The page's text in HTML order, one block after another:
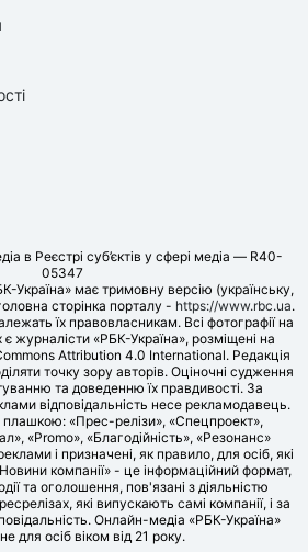
в Реєстрі суб’єктів у сфері медіа — R40-
05347
Україна» має тримовну версію (українську,
сторінка порталу - https://www.rbc.ua.
їх правовласникам. Всі фотографії на
журналісти «РБК-Україна», розміщені на
Attribution 4.0 International. Редакція
точку зору авторів. Оціночні судження
та доведенню їх правдивості. За
відповідальність несе рекламодавець.
плашкою: «Прес-релізи», «Спецпроект»,
«Promo», «Благодійність», «Резонанс»
і призначені, як правило, для осіб, які
компанії» - це інформаційний формат,
та оголошення, пов'язані з діяльністю
які випускають самі компанії, і за
Онлайн-медіа «РБК-Україна»
для осіб віком від 21 року.